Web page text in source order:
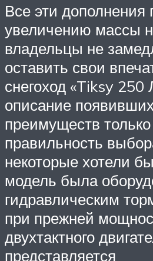
Все эти дополнения
увеличению массы
владельцы не
оставить свои
снегоход «Tiksy
описание
преимуществ
правильность
некоторые хотели
модель была
гидравлическим
при прежней
двухтактного
представляется